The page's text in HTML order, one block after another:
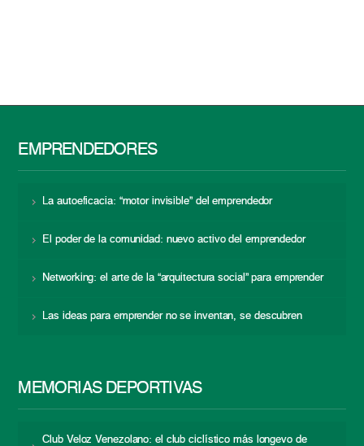
EMPRENDEDORES
La autoeficacia: “motor invisible” del emprendedor
El poder de la comunidad: nuevo activo del emprendedor
Networking: el arte de la “arquitectura social” para emprender
Las ideas para emprender no se inventan, se descubren
MEMORIAS DEPORTIVAS
Club Veloz Venezolano: el club ciclístico más longevo de